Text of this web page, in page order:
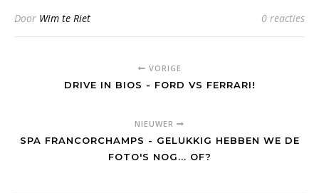
Door Wim te Riet 0 reacties
VORIGE
DRIVE IN BIOS - FORD VS FERRARI!
NIEUWER
SPA FRANCORCHAMPS - GELUKKIG HEBBEN WE DE
FOTO'S NOG... OF?